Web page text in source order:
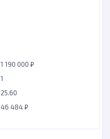
1 190 000 ₽
1
25.60
46 484 ₽